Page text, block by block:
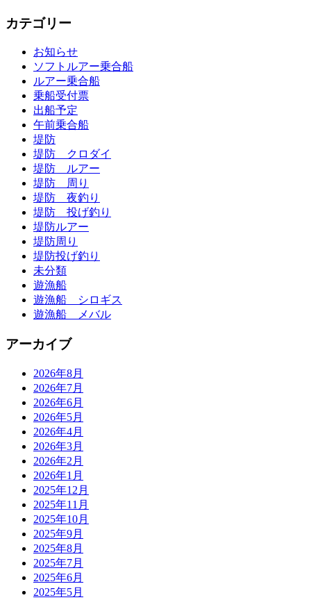
カテゴリー
お知らせ
ソフトルアー乗合船
ルアー乗合船
乗船受付票
出船予定
午前乗合船
堤防
堤防 クロダイ
堤防 ルアー
堤防 周り
堤防 夜釣り
堤防 投げ釣り
堤防ルアー
堤防周り
堤防投げ釣り
未分類
遊漁船
遊漁船 シロギス
遊漁船 メバル
アーカイブ
2026年8月
2026年7月
2026年6月
2026年5月
2026年4月
2026年3月
2026年2月
2026年1月
2025年12月
2025年11月
2025年10月
2025年9月
2025年8月
2025年7月
2025年6月
2025年5月